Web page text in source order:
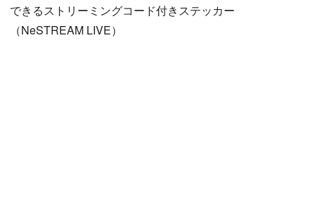
できるストリーミングコード付きステッカー
（NeSTREAM LIVE）